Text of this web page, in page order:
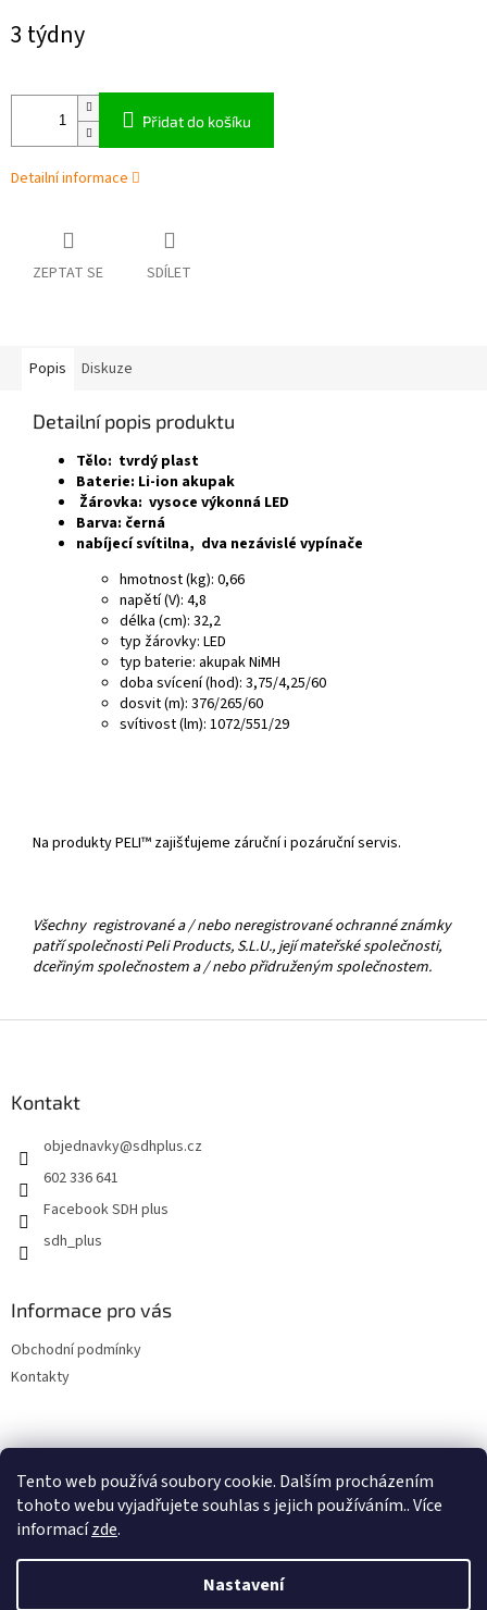
Tento web používá soubory cookie. Dalším procházením
tohoto webu vyjadřujete souhlas s jejich používáním.. Více
informacízde.
Nastavení
cena:
3 týdny
Přidat do košíku
Detailní informace
ZEPTAT SE SDÍLET
Popis Diskuze
Detailní popis produktu
Tělo: tvrdý plast
Baterie: Li-ion akupak
Žárovka: vysoce výkonná LED
Barva: černá
nabíjecí svítilna, dva nezávislé vypínače
hmotnost (kg): 0,66
napětí (V): 4,8
délka (cm): 32,2
typ žárovky: LED
typ baterie: akupak NiMH
doba svícení (hod): 3,75/4,25/60
dosvit (m): 376/265/60
svítivost (lm): 1072/551/29
Na produkty PELI™ zajišťujeme záruční i pozáruční servis.
Všechny registrované a / nebo neregistrované ochranné známky
patří společnosti Peli Products, S.L.U., její mateřské společnosti,
dceřiným společnostem a / nebo přidruženým společnostem.
Kontakt
objednavky@sdhplus.cz
602 336 641
Facebook SDH plus
sdh_plus
Informace pro vás
Obchodní podmínky
Kontakty